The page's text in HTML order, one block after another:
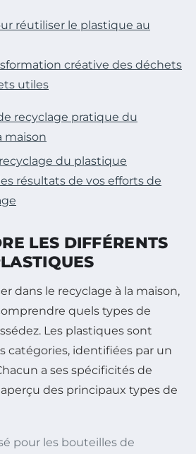
réutiliser le plastique au
créative des déchets
utiles
recyclage pratique du
maison
du plastique
résultats de vos efforts de
LES DIFFÉRENTS
dans le recyclage à la maison,
quels types de
Les plastiques sont
catégories, identifiées par un
a ses spécificités de
des principaux types de
pour les bouteilles de